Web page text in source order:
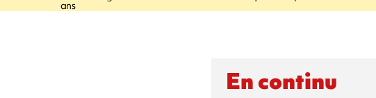
ans
En continu